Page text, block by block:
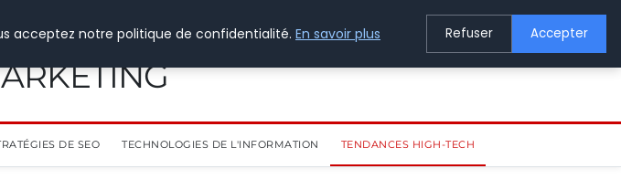
DE SEO TECHNOLOGIES DE L'INFORMATION TENDANCES HIGH-TECH
acceptez notre politique de confidentialité. En savoir plus Refuser Accepter